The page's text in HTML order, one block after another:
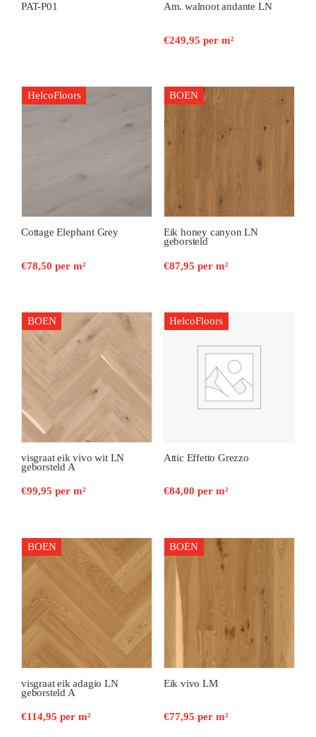
PAT-P01 Am. walnoot andante LN
€249,95 per m²
HelcoFloors
Cottage Elephant Grey
€78,50 per m²
BOEN
Eik honey canyon LN
geborsteld
€87,95 per m²
BOEN
visgraat eik vivo wit LN
geborsteld A
€99,95 per m²
HelcoFloors
Attic Effetto Grezzo
€84,00 per m²
BOEN
visgraat eik adagio LN
geborsteld A
€114,95 per m²
BOEN
Eik vivo LM
€77,95 per m²